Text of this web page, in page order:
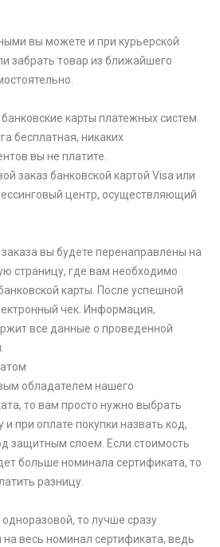
вы можете и при курьерской
забрать товар из ближайшего
карты платежных систем
бесплатная, никаких
вы не платите.
заказ банковской картой Visa или
центр, осуществляющий
вы будете перенаправлены на
страницу, где вам необходимо
карты. После успешной
чек. Информация,
все данные о проведенной
обладателем нашего
то вам просто нужно выбрать
и при оплате покупки назвать код,
защитным слоем. Если стоимость
больше номинала сертификата, то
разницу.
одноразовой, то лучше сразу
на весь номинал сертификата, ведь